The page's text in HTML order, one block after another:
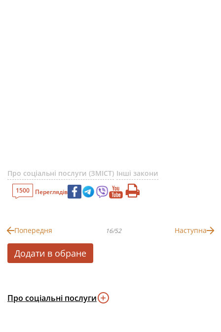
Про соціальні послуги (ЗМІСТ) Інші закони
1500 Переглядів
Попередня 16/52 Наступна
Додати в обране
Про соціальні послуги